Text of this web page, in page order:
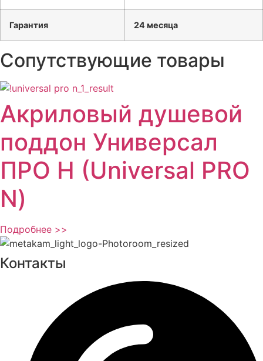
Гарантия 24 месяца
Сопутствующие товары
Акриловый душевой
поддон Универсал
ПРО Н (Universal PRO
N)
Подробнее >>
Контакты